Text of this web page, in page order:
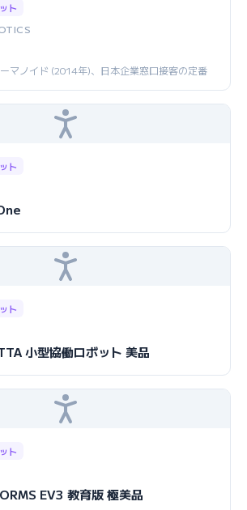
ト
マノイド (2014年)、日本企業窓口接客の定番
ト
ト
小型協働ロボット 美品
ト
EV3 教育版 極美品